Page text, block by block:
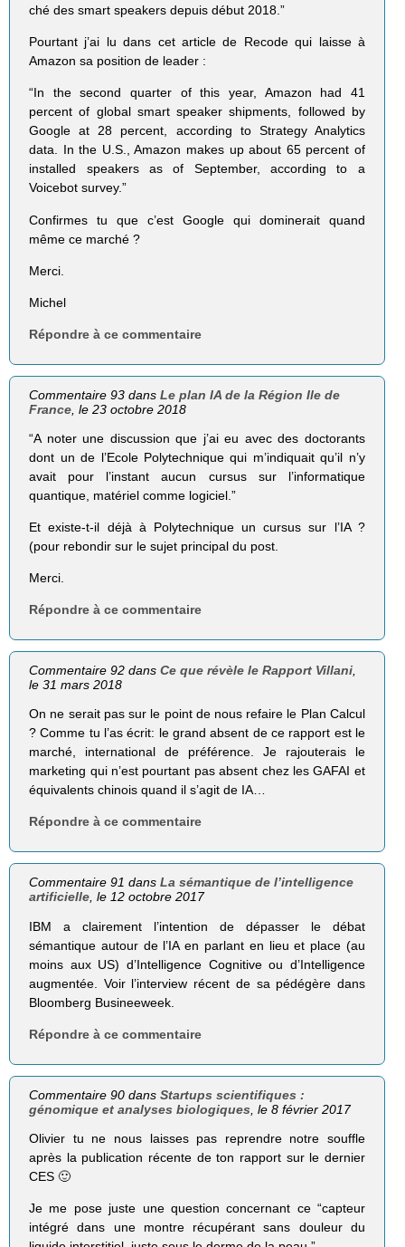
ché des smart speakers depuis début 2018.”
Pourtant j’ai lu dans cet article de Recode qui laisse à
Amazon sa position de leader :
“In the second quarter of this year, Amazon had 41
percent of global smart speaker shipments, followed by
Google at 28 percent, according to Strategy Analytics
data. In the U.S., Amazon makes up about 65 percent of
installed speakers as of September, according to a
Voicebot survey.”
Confirmes tu que c’est Google qui dominerait quand
même ce marché ?
Merci.
Michel
Répondre à ce commentaire
Commentaire 93 dansLe plan IA de la Région Ile de
France , le 23 octobre 2018
“A noter une discussion que j’ai eu avec des doctorants
dont un de l’Ecole Polytechnique qui m’indiquait qu’il n’y
avait pour l’instant aucun cursus sur l’informatique
quantique, matériel comme logiciel.”
Et existe-t-il déjà à Polytechnique un cursus sur l’IA ?
(pour rebondir sur le sujet principal du post.
Merci.
Répondre à ce commentaire
Commentaire 92 dansCe que révèle le Rapport Villani,
le 31 mars 2018
On ne serait pas sur le point de nous refaire le Plan Calcul
? Comme tu l’as écrit: le grand absent de ce rapport est le
marché, international de préférence. Je rajouterais le
marketing qui n’est pourtant pas absent chez les GAFAI et
équivalents chinois quand il s’agit de IA…
Répondre à ce commentaire
Commentaire 91 dansLa sémantique de l’intelligence
artificielle, le 12 octobre 2017
IBM a clairement l’intention de dépasser le débat
sémantique autour de l’IA en parlant en lieu et place (au
moins aux US) d’Intelligence Cognitive ou d’Intelligence
augmentée. Voir l’interview récent de sa pédégère dans
Bloomberg Busineeweek.
Répondre à ce commentaire
Commentaire 90 dansStartups scientifiques :
génomique et analyses biologiques , le 8 février 2017
Olivier tu ne nous laisses pas reprendre notre souffle
après la publication récente de ton rapport sur le dernier
CES 🙂
Je me pose juste une question concernant ce “capteur
intégré dans une montre récupérant sans douleur du